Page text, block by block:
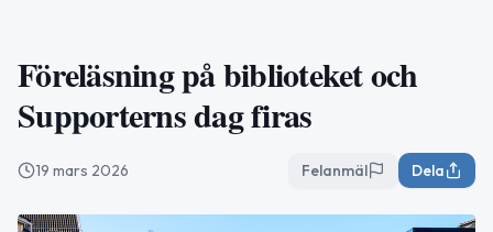
Föreläsning på biblioteket och
Supporterns dag firas
19 mars 2026 Felanmäl Dela